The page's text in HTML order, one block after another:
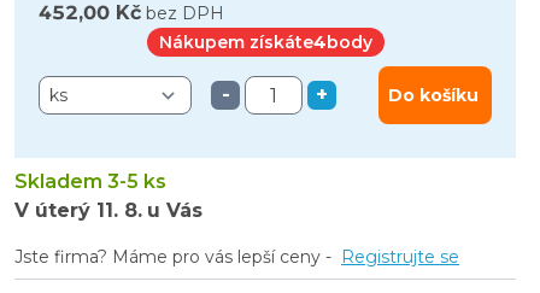
452,00 Kč bez DPH
Nákupem získáte4body
- + Do košíku
Skladem 3-5 ks
V úterý 11. 8. u Vás
Jste firma? Máme pro vás lepší ceny - Registrujte se